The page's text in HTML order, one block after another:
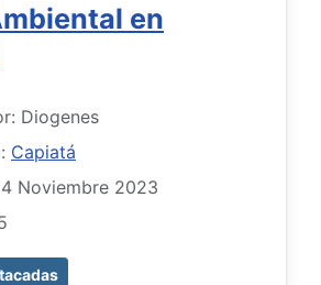
en
Diogenes
Capiatá
Noviembre 2023